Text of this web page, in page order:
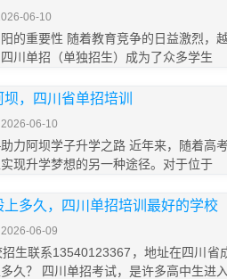
06-10
的重要性 随着教育竞争的日益激烈，
川单招（单独招生）成为了众多学生
，四川省单招培训
06-10
力阿坝学子升学之路 近年来，随着高
现升学梦想的另一种途径。对于位于
多久，四川单招培训最好的学校
06-09
生联系13540123367，地址在四川省
久？ 四川单招考试，是许多高中生进